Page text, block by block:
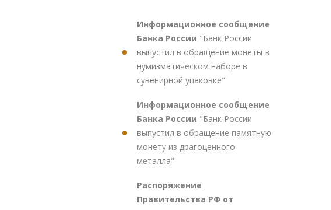
Информационное сообщение
Банка России "Банк России
выпустил в обращение монеты в
нумизматическом наборе в
сувенирной упаковке"
Информационное сообщение
Банка России "Банк России
выпустил в обращение памятную
монету из драгоценного
металла"
Распоряжение
Правительства РФ от